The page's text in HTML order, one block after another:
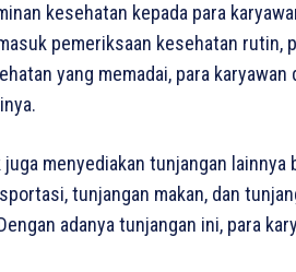
kesehatan kepada para
pemeriksaan kesehatan rutin,
yang memadai, para karyawan
menyediakan tunjangan lainnya
tunjangan makan, dan
adanya tunjangan ini, para